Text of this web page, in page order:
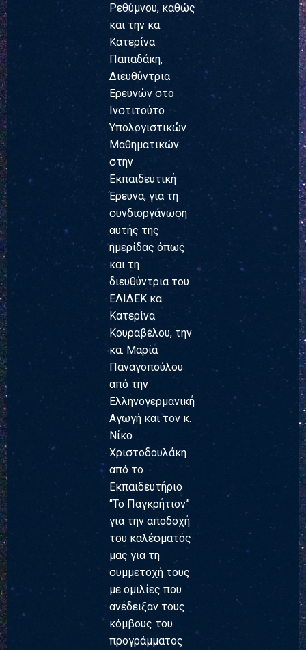
Ρεθύμνου, καθώς
και την κα.
Κατερίνα
Παπαδάκη,
Διευθύντρια
Ερευνών στο
Ινστιτούτο
Υπολογιστικών
Μαθηματικών
στην
Εκπαιδευτική
Έρευνα, για τη
συνδιοργάνωση
αυτής της
ημερίδας όπως
και τη
διευθύντρια του
ΕΛΙΔΕΚ κα.
Κατερίνα
Κουραβέλου, την
κα. Μαρία
Παναγοπούλου
από την
Ελληνογερμανική
Αγωγή και τον κ.
Νίκο
Χριστοδουλάκη
από το
Εκπαιδευτήριο
“Το Παγκρήτιον”
για την αποδοχή
του καλέσματός
μας για τη
συμμετοχή τους
με ομιλίες που
ανέδειξαν τους
κόμβους του
προγράμματος